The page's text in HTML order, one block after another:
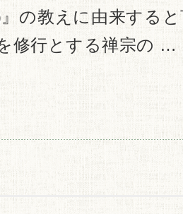
の教えに由来する
修行とする禅宗の …